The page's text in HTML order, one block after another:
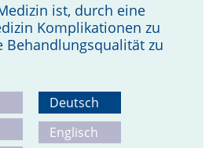
ist, durch eine
Komplikationen zu
Behandlungsqualität zu
Deutsch
Englisch